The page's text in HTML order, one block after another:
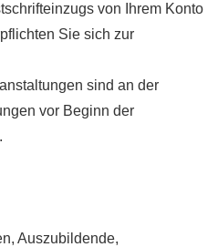
von Ihrem Konto
Sie sich zur
sind an der
vor Beginn der
Auszubildende,